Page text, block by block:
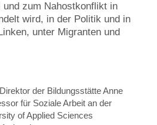
zum Nahostkonflikt in
wird, in der Politik und in
unter Migranten und
der Bildungsstätte Anne
für Soziale Arbeit an der
of Applied Sciences